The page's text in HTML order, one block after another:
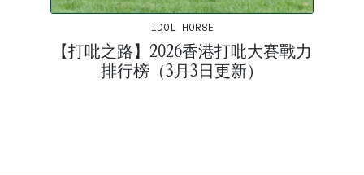
IDOL HORSE
【打吡之路】2026香港打吡大賽戰力
排行榜（3月3日更新）